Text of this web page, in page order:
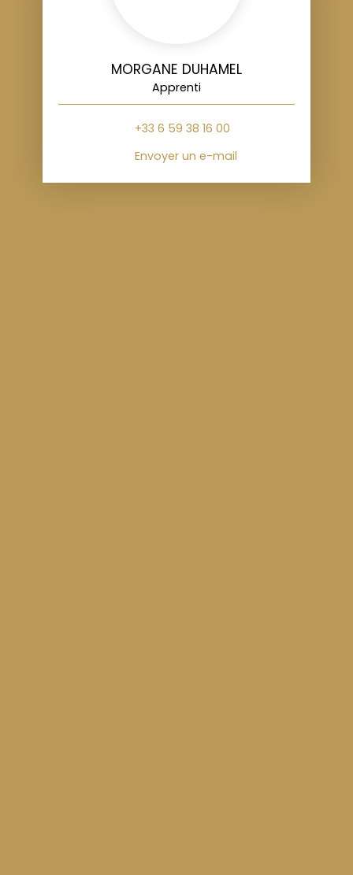
MORGANE DUHAMEL
Apprenti
+33 6 59 38 16 00
Envoyer un e-mail